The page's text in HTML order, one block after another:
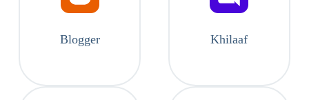
Blogger Khilaaf